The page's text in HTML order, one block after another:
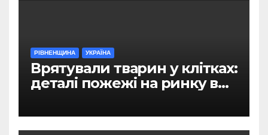
РІВНЕНЩИНА УКРАЇНА
Врятували тварин у клітках:
деталі пожежі на ринку в